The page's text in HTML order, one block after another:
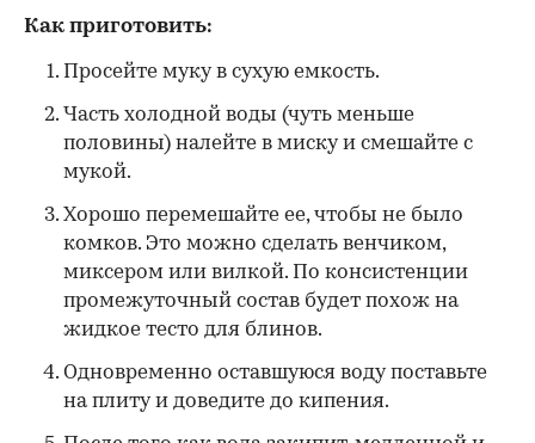
Как приготовить:
Просейте муку в сухую емкость.
Часть холодной воды (чуть меньше
половины) налейте в миску и смешайте с
мукой.
Хорошо перемешайте ее, чтобы не было
комков. Это можно сделать венчиком,
миксером или вилкой. По консистенции
промежуточный состав будет похож на
жидкое тесто для блинов.
Одновременно оставшуюся воду поставьте
на плиту и доведите до кипения.